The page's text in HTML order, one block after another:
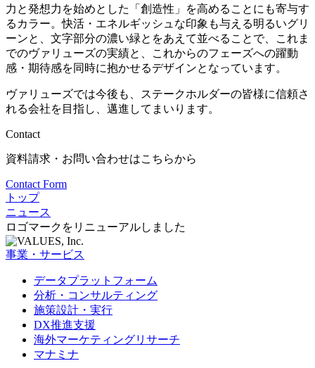
力と発想力を始めとした「創造性」を高めることにも寄与す
るカラー。快活・エネルギッシュな印象も与える明るいグリ
ーンと、文字部分の濃い緑とをあえて並べることで、これま
でのヴァリューズの実績と、これからのフェーズへの躍動
感・期待感を同時に抱かせるデザインとなっています。
ヴァリューズでは今後も、ステークホルダーの皆様に信頼さ
れる会社を目指し、邁進してまいります。
Contact
資料請求・お問い合わせはこちらから
Contact Form
トップ
ニュース
ロゴマークをリニューアルしました
事業・サービス
データプラットフォーム
分析・コンサルティング
施策設計・実行
DX推進支援
海外マーケティングリサーチ
マナミナ